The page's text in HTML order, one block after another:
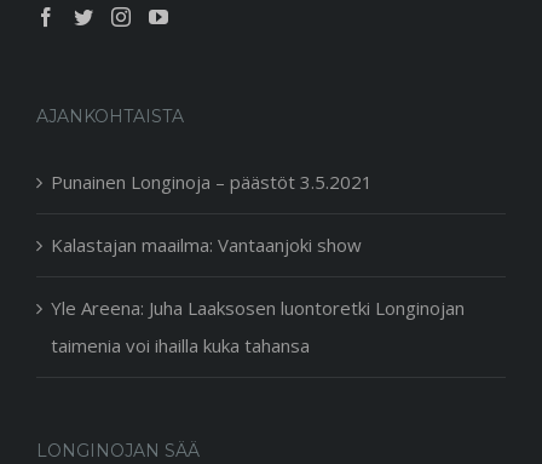
AJANKOHTAISTA
Punainen Longinoja – päästöt 3.5.2021
Kalastajan maailma: Vantaanjoki show
Yle Areena: Juha Laaksosen luontoretki Longinojan
taimenia voi ihailla kuka tahansa
LONGINOJAN SÄÄ